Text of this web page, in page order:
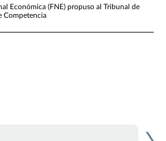
Económica (FNE) propuso al Tribunal de
Competencia